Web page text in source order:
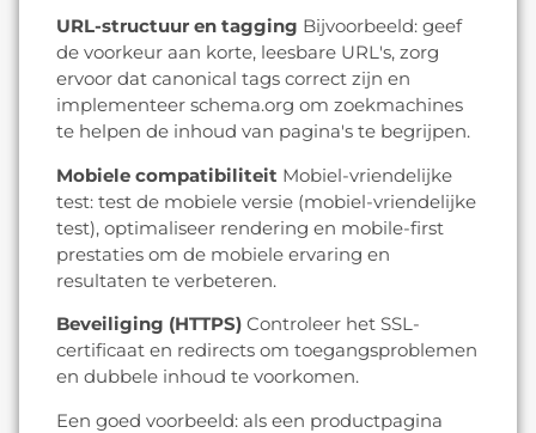
URL-structuur en tagging Bijvoorbeeld: geef
de voorkeur aan korte, leesbare URL's, zorg
ervoor dat canonical tags correct zijn en
implementeer schema.org om zoekmachines
te helpen de inhoud van pagina's te begrijpen.
Mobiele compatibiliteit Mobiel-vriendelijke
test: test de mobiele versie (mobiel-vriendelijke
test), optimaliseer rendering en mobile-first
prestaties om de mobiele ervaring en
resultaten te verbeteren.
Beveiliging (HTTPS) Controleer het SSL-
certificaat en redirects om toegangsproblemen
en dubbele inhoud te voorkomen.
Een goed voorbeeld: als een productpagina